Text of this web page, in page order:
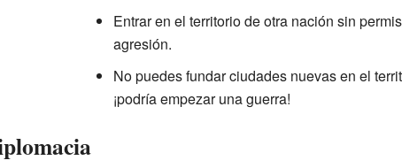
Entrar en el territorio de otra nación sin
agresión.
No puedes fundar ciudades nuevas en el
¡podría empezar una guerra!